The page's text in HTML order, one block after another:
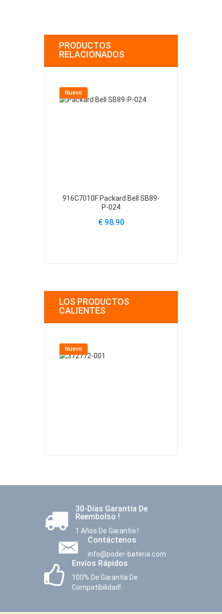
PRODUCTOS
RELACIONADOS
Nuevo
916C7010F Packard Bell SB89-
P-024
€ 98.90
LOS PRODUCTOS
CALIENTES
Nuevo
30-Días Garantía De
Reembolso !
1 Años De Garantía !
Contáctenos
info@poder-bateria.com
Envíos Rápidos
100% De Garantía De
Compatibilidad!